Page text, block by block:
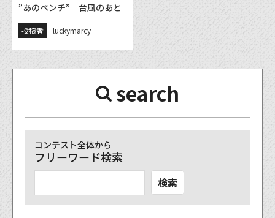
”あのベンチ” 台風のあと
投稿者 luckymarcy
search
コンテスト全体から
フリーワード検索
検索